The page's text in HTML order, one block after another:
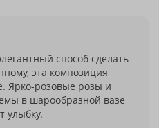
способ сделать
эта композиция
Ярко-розовые розы и
в шарообразной вазе
улыбку.